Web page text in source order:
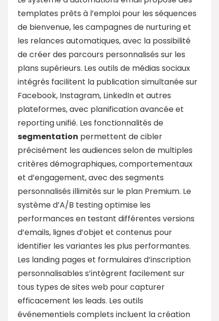
templates prêts à l’emploi pour les séquences
de bienvenue, les campagnes de nurturing et
les relances automatiques, avec la possibilité
de créer des parcours personnalisés sur les
plans supérieurs. Les outils de médias sociaux
intégrés facilitent la publication simultanée sur
Facebook, Instagram, LinkedIn et autres
plateformes, avec planification avancée et
reporting unifié. Les fonctionnalités de
segmentation permettent de cibler
précisément les audiences selon de multiples
critères démographiques, comportementaux
et d’engagement, avec des segments
personnalisés illimités sur le plan Premium. Le
système d’A/B testing optimise les
performances en testant différentes versions
d’emails, lignes d’objet et contenus pour
identifier les variantes les plus performantes.
Les landing pages et formulaires d’inscription
personnalisables s’intègrent facilement sur
tous types de sites web pour capturer
efficacement les leads. Les outils
événementiels complets incluent la création